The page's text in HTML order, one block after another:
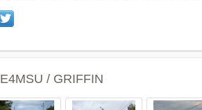
E4MSU / GRIFFIN